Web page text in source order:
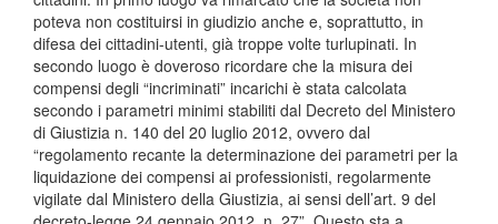
poteva non costituirsi in giudizio anche e, soprattutto, in
difesa dei cittadini-utenti, già troppe volte turlupinati. In
secondo luogo è doveroso ricordare che la misura dei
compensi degli “incriminati” incarichi è stata calcolata
secondo i parametri minimi stabiliti dal Decreto del Ministero
di Giustizia n. 140 del 20 luglio 2012, ovvero dal
“regolamento recante la determinazione dei parametri per la
liquidazione dei compensi ai professionisti, regolarmente
vigilate dal Ministero della Giustizia, ai sensi dell’art. 9 del